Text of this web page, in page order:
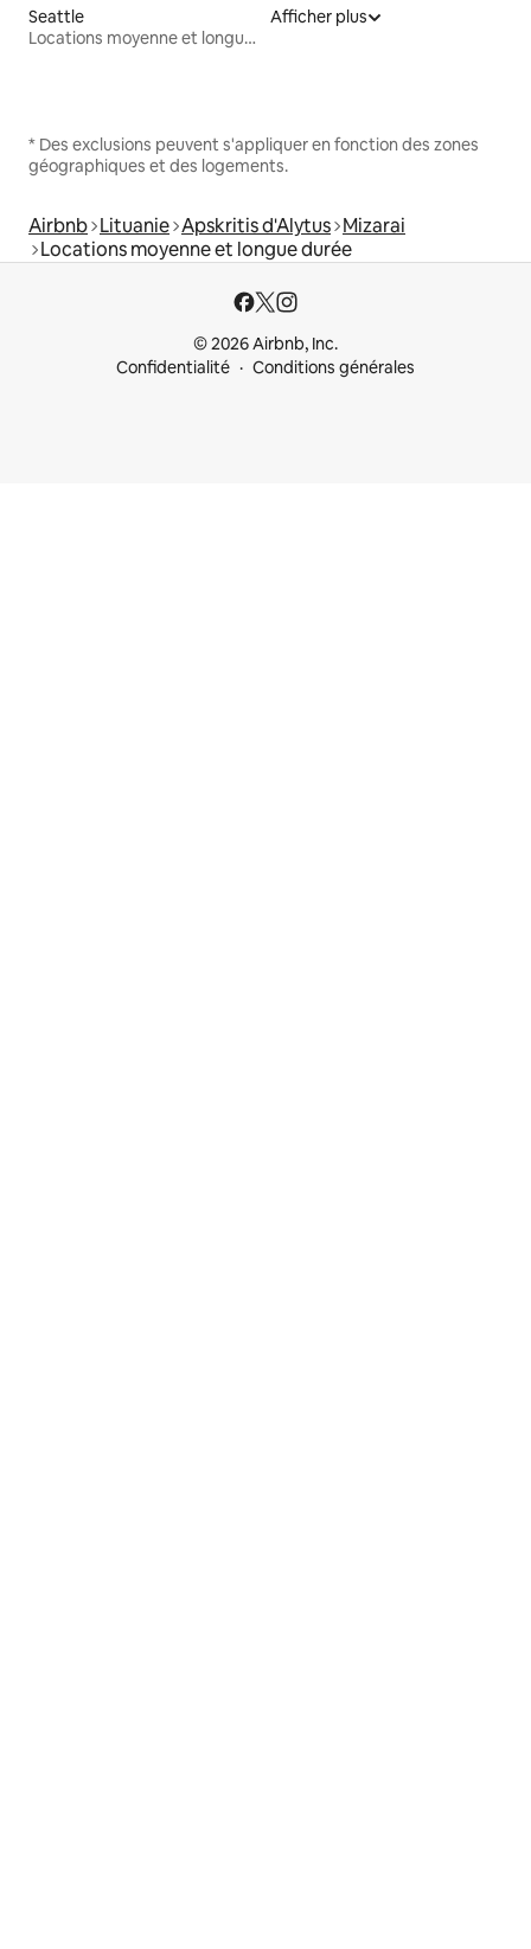
Seattle
Locations moyenne et longue durée
Afficher plus
* Des exclusions peuvent s'appliquer en fonction des zones
géographiques et des logements.
Airbnb Lituanie Apskritis d'Alytus Mizarai
Locations moyenne et longue durée
© 2026 Airbnb, Inc.
Confidentialité
Conditions générales